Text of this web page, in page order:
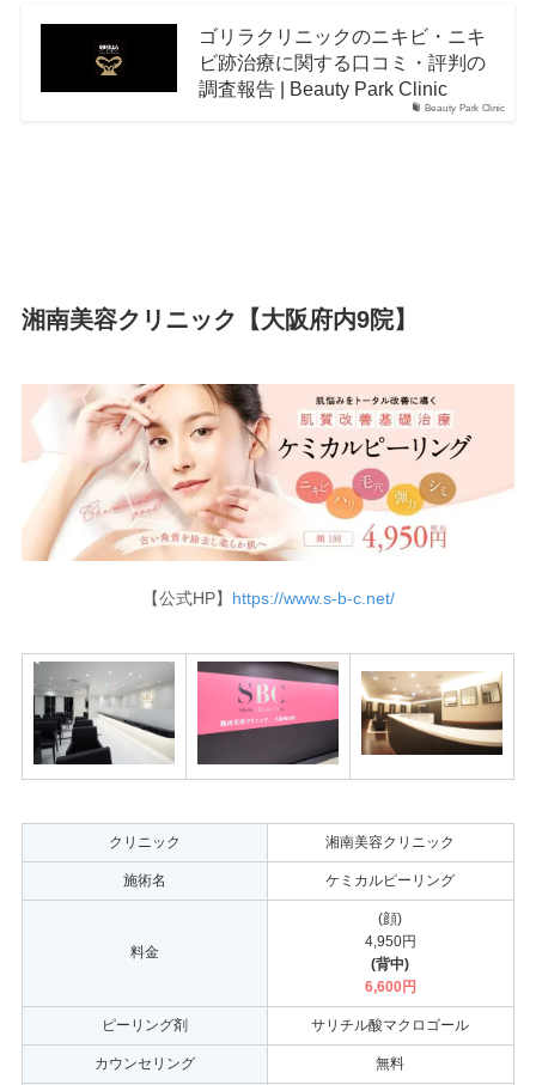
Beauty Park Clinic
ゴリラクリニックのニキビ・ニキ
ビ跡治療に関する口コミ・評判の
調査報告 | Beauty Park Clinic
湘南美容クリニック【大阪府内9院】
【公式HP】 https://www.s-b-c.net/
クリニック 湘南美容クリニック
施術名 ケミカルピーリング
料金
(顔)
4,950円
(背中)
6,600円
ピーリング剤 サリチル酸マクロゴール
カウンセリング 無料